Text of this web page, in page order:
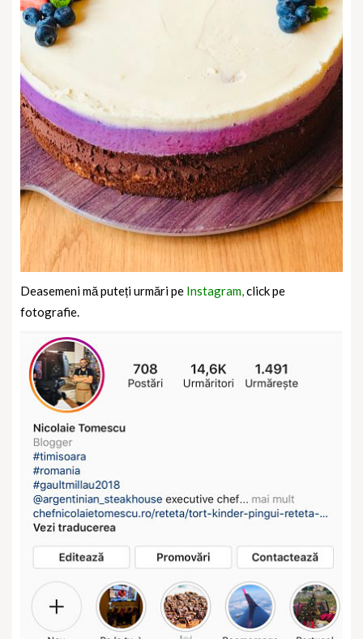
Deasemeni mă puteți urmări pe Instagram,click pe
fotografie.